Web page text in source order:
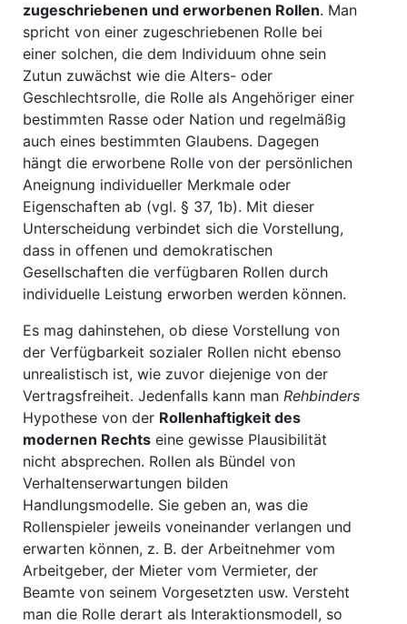
zugeschriebenen und erworbenen Rollen. Man
spricht von einer zugeschriebenen Rolle bei
einer solchen, die dem Individuum ohne sein
Zutun zuwächst wie die Alters- oder
Geschlechtsrolle, die Rolle als Angehöriger einer
bestimmten Rasse oder Nation und regelmäßig
auch eines bestimmten Glaubens. Dagegen
hängt die erworbene Rolle von der persönlichen
Aneignung individueller Merkmale oder
Eigenschaften ab (vgl. § 37, 1b). Mit dieser
Unterscheidung verbindet sich die Vorstellung,
dass in offenen und demokratischen
Gesellschaften die verfügbaren Rollen durch
individuelle Leistung erworben werden können.
Es mag dahinstehen, ob diese Vorstellung von
der Verfügbarkeit sozialer Rollen nicht ebenso
unrealistisch ist, wie zuvor diejenige von der
Vertragsfreiheit. Jedenfalls kann man Rehbinders
Hypothese von der Rollenhaftigkeit des
modernen Rechts eine gewisse Plausibilität
nicht absprechen. Rollen als Bündel von
Verhaltenserwartungen bilden
Handlungsmodelle. Sie geben an, was die
Rollenspieler jeweils voneinander verlangen und
erwarten können, z. B. der Arbeitnehmer vom
Arbeitgeber, der Mieter vom Vermieter, der
Beamte von seinem Vorgesetzten usw. Versteht
man die Rolle derart als Interaktionsmodell, so